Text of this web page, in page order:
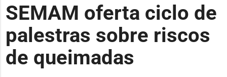
SEMAM oferta ciclo de
palestras sobre riscos
de queimadas